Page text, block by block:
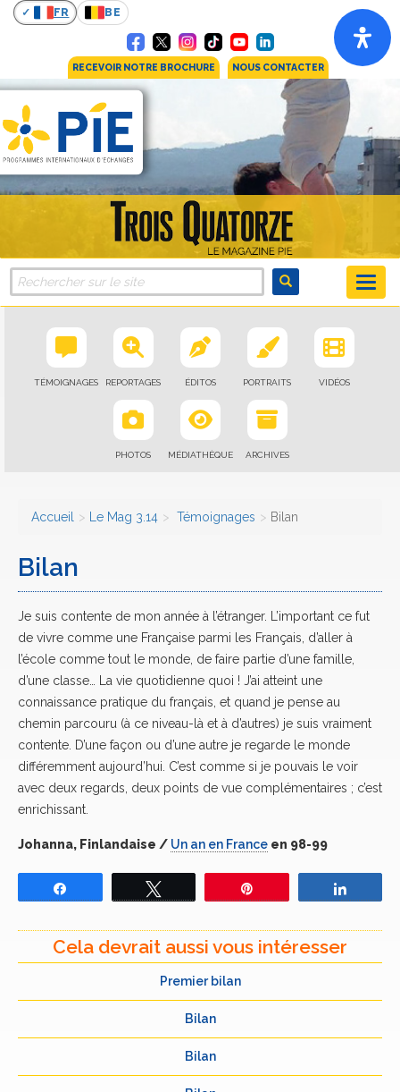
FR BE
RECEVOIR NOTRE BROCHURE NOUS CONTACTER
TÉMOIGNAGES REPORTAGES ÉDITOS PORTRAITS VIDÉOS
PHOTOS MÉDIATHÈQUE ARCHIVES
Accueil Le Mag 3.14 Témoignages Bilan
Bilan
Je suis contente de mon année à l’étranger. L’important ce fut
de vivre comme une Française parmi les Français, d’aller à
l’école comme tout le monde, de faire partie d’une famille,
d’une classe… La vie quotidienne quoi ! J’ai atteint une
connaissance pratique du français, et quand je pense au
chemin parcouru (à ce niveau-là et à d’autres) je suis vraiment
contente. D’une façon ou d’une autre je regarde le monde
différemment aujourd’hui. C’est comme si je pouvais le voir
avec deux regards, deux points de vue complémentaires ; c’est
enrichissant.
Johanna, Finlandaise / Un an en France en 98-99
Cela devrait aussi vous intéresser
Premier bilan
Bilan
Bilan